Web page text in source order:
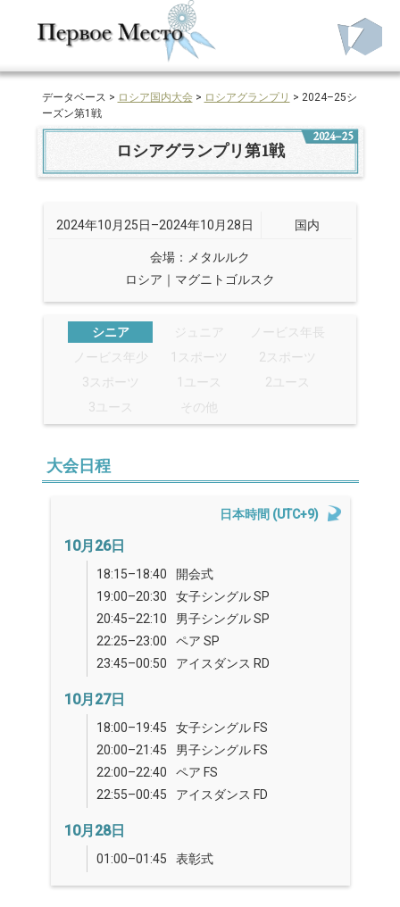
データベース > ロシア国内大会> ロシアグランプリ > 2024–25シ
ーズン第1戦
2024–25
ロシアグランプリ第1戦
2024年10月25日–2024年10月28日 国内
会場：メタルルク
ロシア｜マグニトゴルスク
シニア ジュニア
ノービス年長
ノービス年少
1スポーツ
2スポーツ
3スポーツ
1ユース
2ユース
3ユース
その他
大会日程
日本時間 (UTC+9)
10月26日
18:15–18:40
開会式
19:00–20:30
女子シングル SP
20:45–22:10
男子シングル SP
22:25–23:00
ペア SP
23:45–00:50
アイスダンス RD
10月27日
18:00–19:45
女子シングル FS
20:00–21:45
男子シングル FS
22:00–22:40
ペア FS
22:55–00:45
アイスダンス FD
10月28日
01:00–01:45 表彰式